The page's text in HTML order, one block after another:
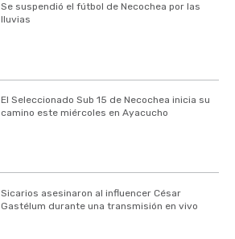
Se suspendió el fútbol de Necochea por las
lluvias
El Seleccionado Sub 15 de Necochea inicia su
camino este miércoles en Ayacucho
Sicarios asesinaron al influencer César
Gastélum durante una transmisión en vivo